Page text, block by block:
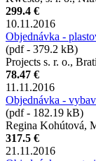
299.4 €
10.11.2016
Objednávka -
(pdf - 379.2 kB)
Projects s. r. o.,
78.47 €
11.11.2016
Objednávka -
(pdf - 182.19 kB)
Regina Kohútová,
317.5 €
21.11.2016